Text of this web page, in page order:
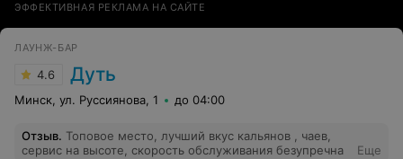
ЭФФЕКТИВНАЯ РЕКЛАМА НА САЙТЕ
ЛАУНЖ-БАР
4.6 Дуть
Минск, ул. Руссиянова, 1 до 04:00
Отзыв. Топовое место, лучший вкус кальянов , чаев,
сервис на высоте, скорость обслуживания безупречна
Еще